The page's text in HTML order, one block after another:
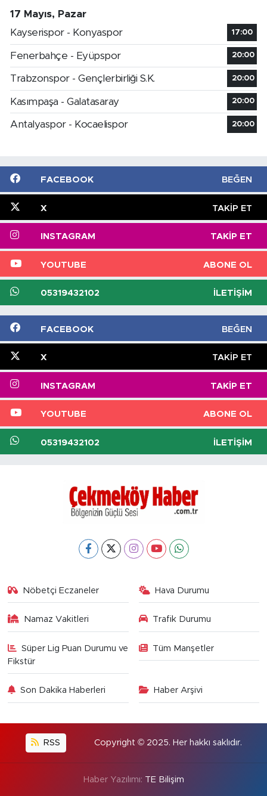
17 Mayıs, Pazar
Kayserispor - Konyaspor
17:00
Fenerbahçe - Eyüpspor 20:00
Trabzonspor - Gençlerbirliği S.K. 20:00
Kasımpaşa - Galatasaray 20:00
Antalyaspor - Kocaelispor 20:00
FACEBOOK BEĞEN
X TAKIP ET
INSTAGRAM TAKIP ET
YOUTUBE ABONE OL
05319432102 İLETIŞIM
FACEBOOK BEĞEN
X TAKIP ET
INSTAGRAM TAKIP ET
YOUTUBE ABONE OL
05319432102 İLETIŞIM
Nöbetçi Eczaneler Hava Durumu
Namaz Vakitleri Trafik Durumu
Süper Lig Puan Durumu ve
Fikstür
Tüm Manşetler
Son Dakika Haberleri Haber Arşivi
RSS Copyright © 2025. Her hakkı saklıdır.
Haber Yazılımı: TE Bilişim